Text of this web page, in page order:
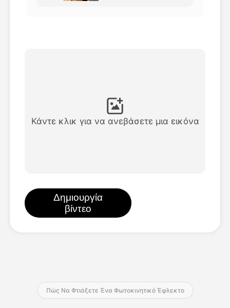
Δείτε όλα τα πρότυπα
Blog
Κάντε κλικ για να ανεβάσετε μια εικόνα
Δημιουργία
βίντεο
Πώς Να Φτιάξετε Ένα Φωτοκινητικό Έφλεκτο